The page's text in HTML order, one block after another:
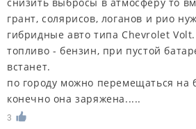
грант, солярисов, логанов и рио
гибридные авто типа Chevrolet Volt.
топливо - бензин, при пустой
встанет.
по городу можно перемещаться на
конечно она заряжена.....
3